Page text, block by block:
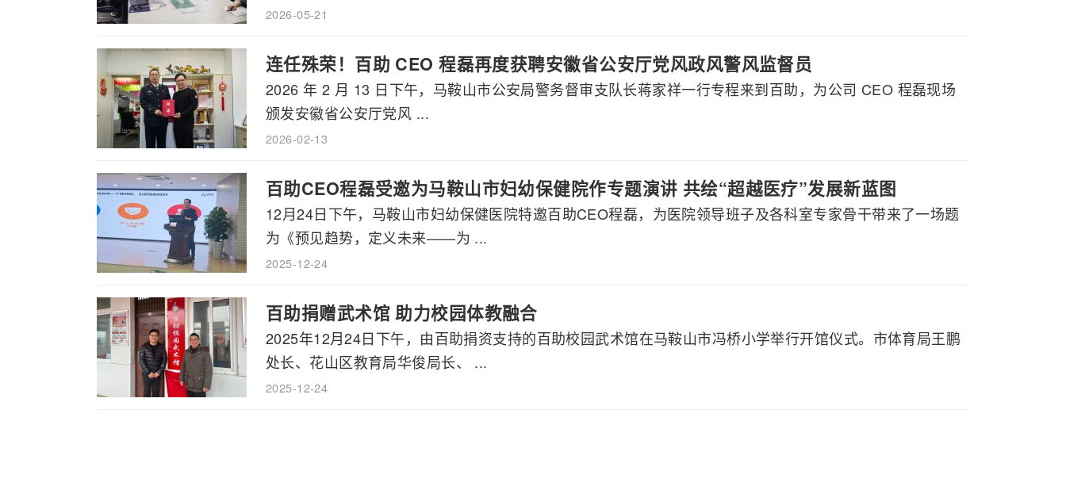
2026-05-21
连任殊荣！百助 CEO 程磊再度获聘安徽省公安厅党风政风警风监督员
2026 年 2 月 13 日下午，马鞍山市公安局警务督审支队长蒋家祥一行专程来到百助，为公司 CEO 程磊现场
颁发安徽省公安厅党风 ...
2026-02-13
百助CEO程磊受邀为马鞍山市妇幼保健院作专题演讲 共绘“超越医疗”发展新蓝图
12月24日下午，马鞍山市妇幼保健医院特邀百助CEO程磊，为医院领导班子及各科室专家骨干带来了一场题
为《预见趋势，定义未来——为 ...
2025-12-24
百助捐赠武术馆 助力校园体教融合
2025年12月24日下午，由百助捐资支持的百助校园武术馆在马鞍山市冯桥小学举行开馆仪式。市体育局王鹏
处长、花山区教育局华俊局长、 ...
2025-12-24